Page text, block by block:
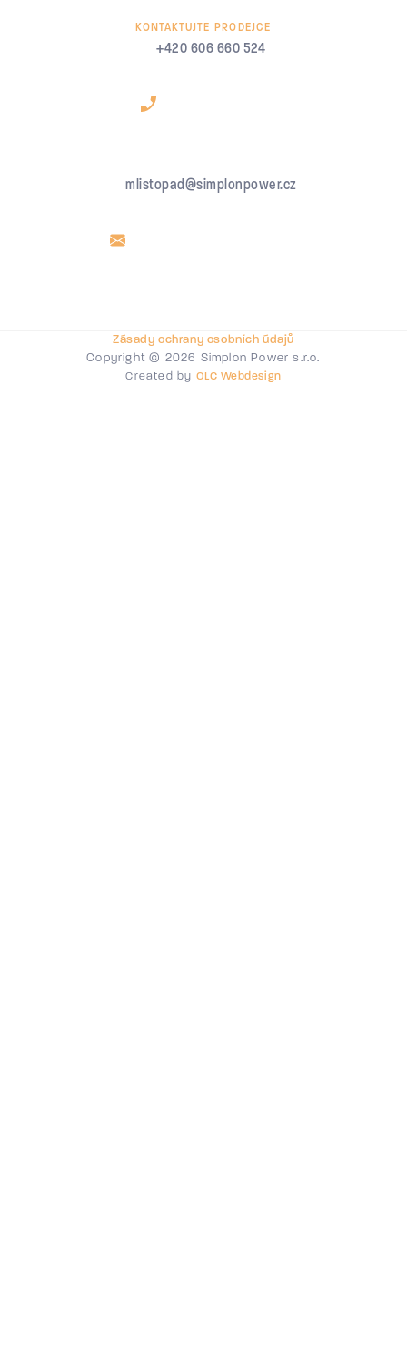
KONTAKTUJTE PRODEJCE
+420 606 660 524
mlistopad@simplonpower.cz
Copyright © 2026 Simplon Power s.r.o.
Zásady ochrany osobních údajů
Created by OLC Webdesign